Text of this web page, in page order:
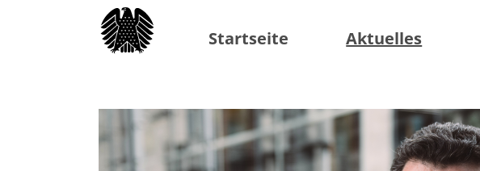
Startseite Aktuelles